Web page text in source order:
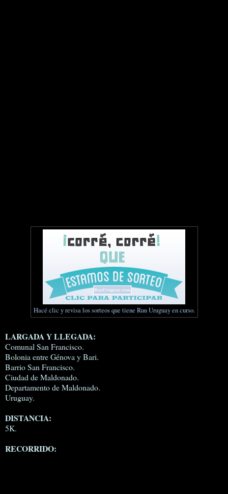
Hacé clic y revisa los sorteos que tiene Run Uruguay en curso.
LARGADA Y LLEGADA:
Comunal San Francisco.
Bolonia entre Génova y Bari.
Barrio San Francisco.
Ciudad de Maldonado.
Departamento de Maldonado.
Uruguay.
DISTANCIA:
5K.
RECORRIDO: